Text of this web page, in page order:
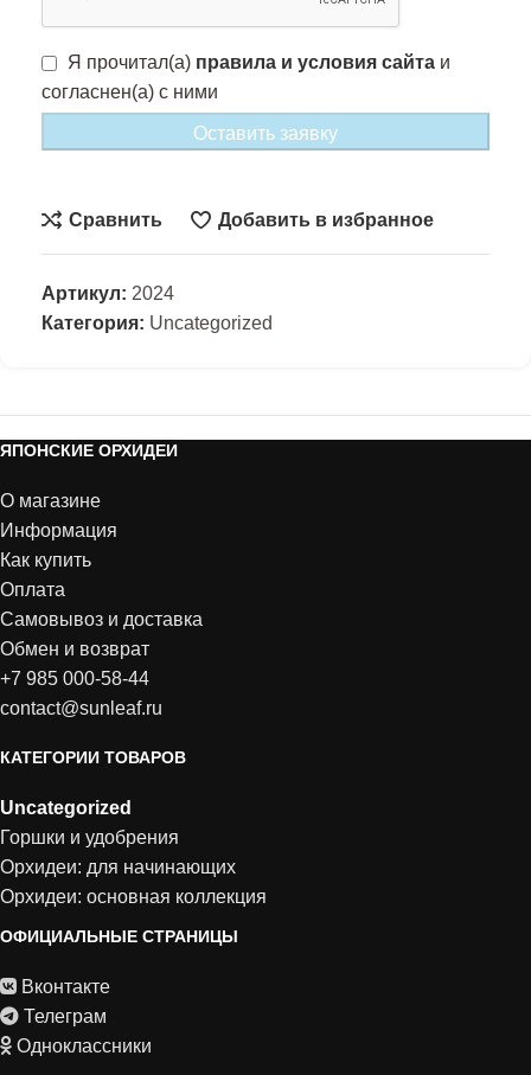
Я прочитал(а) правила и условия сайта и
согласнен(а) с ними
Оставить заявку
Сравнить Добавить в избранное
Артикул: 2024
Категория: Uncategorized
ЯПОНСКИЕ ОРХИДЕИ
О магазине
Информация
Как купить
Оплата
Самовывоз и доставка
Обмен и возврат
+7 985 000-58-44
contact@sunleaf.ru
КАТЕГОРИИ ТОВАРОВ
Uncategorized
Горшки и удобрения
Орхидеи: для начинающих
Орхидеи: основная коллекция
ОФИЦИАЛЬНЫЕ СТРАНИЦЫ
Вконтакте
Телеграм
Одноклассники